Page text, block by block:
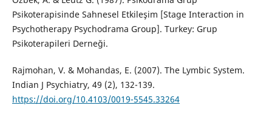
Psikoterapisinde Sahnesel Etkileşim [Stage Interaction in
Psychotherapy Psychodrama Group]. Turkey: Grup
Psikoterapileri Derneği.
Rajmohan, V. & Mohandas, E. (2007). The Lymbic System.
Indian J Psychiatry, 49 (2), 132-139.
https://doi.org/10.4103/0019-5545.33264